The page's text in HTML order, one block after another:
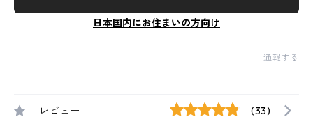
日本国内にお住まいの方向け
通報する
レビュー (33)